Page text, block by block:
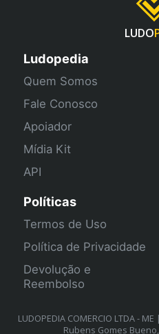
LUDO
Ludopedia
Quem Somos
Fale Conosco
Apoiador
Mídia Kit
API
Políticas
Termos de Uso
Política de Privacidade
Devolução e
Reembolso
LUDOPEDIA COMERCIO LTDA -
Rubens Gomes